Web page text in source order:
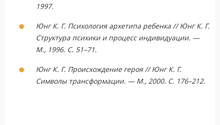
1997.
Юнг К. Г. Психология архетипа ребенка // Юнг К. Г.
Структура психики и процесс индивидуации. —
М., 1996. С. 51–71.
Юнг К. Г. Происхождение героя // Юнг К. Г.
Символы трансформации. — М., 2000. С. 176–212.